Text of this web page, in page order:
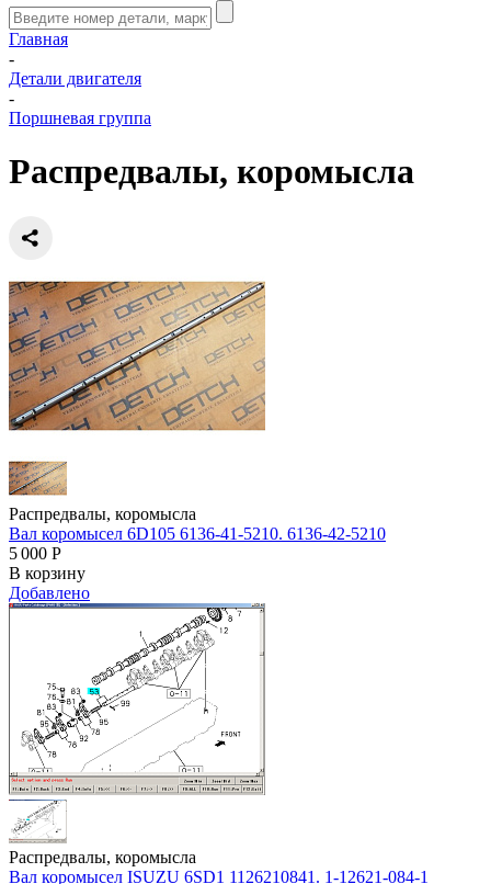
Главная
-
Детали двигателя
-
Поршневая группа
Распредвалы, коромысла
Распредвалы, коромысла
Вал коромысел 6D105 6136-41-5210. 6136-42-5210
5 000 Р
В корзину
Добавлено
Распредвалы, коромысла
Вал коромысел ISUZU 6SD1 1126210841. 1-12621-084-1